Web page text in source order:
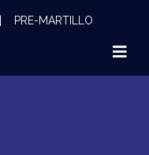
PRE-MARTILLO